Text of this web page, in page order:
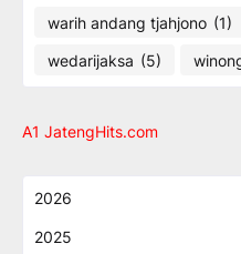
warih andang tjahjono (1)
wedarijaksa (5)
A1 JatengHits.com
2026
2025